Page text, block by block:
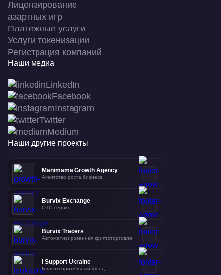
Лицензирование
азартных игр
Платежные услуги
Услуги токенизации
Регистрация компаний
Наши медиа
LinkedIn
Facebook
Instagram
Twitter
Medium
Наши другие проекты
Manimama Growth Agency
Агентство роста бизнеса
Burvix Exchange
OTC сервис
Burvix Traders
Автоматизированная криптоторговля
I Support Ukraine
Благотворительный фонд